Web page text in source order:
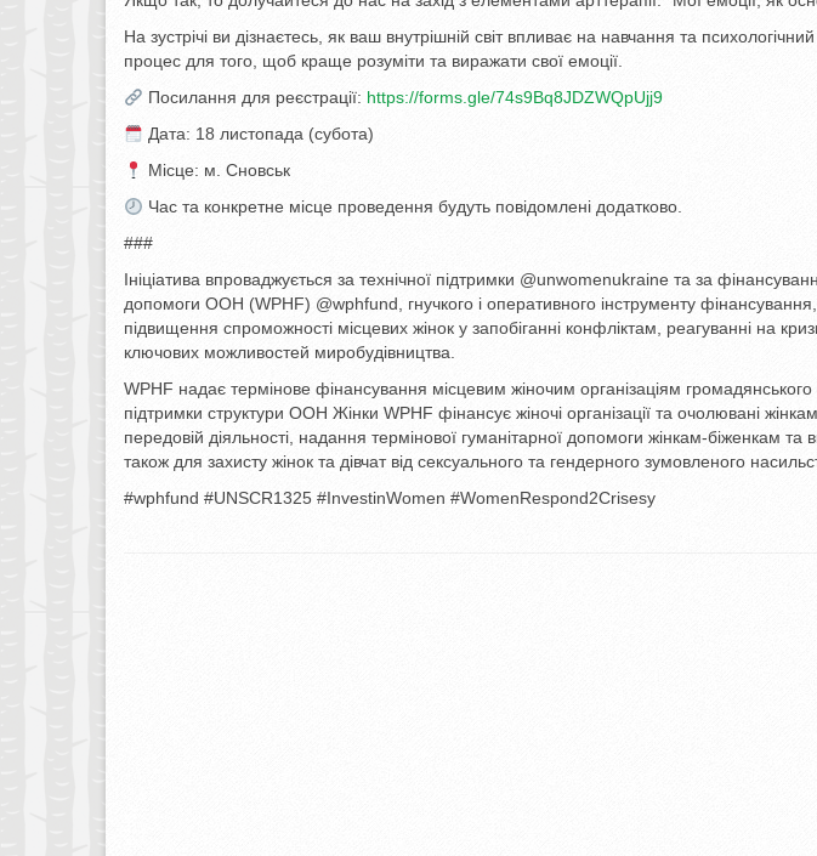
На зустрічі ви дізнаєтесь, як ваш внутрішній світ впливає на навчання та
процес для того, щоб краще розуміти та виражати свої емоції.
Посилання для реєстрації: https://forms.gle/74s9Bq8JDZWQpUjj9
Дата: 18 листопада (субота)
Місце: м. Сновськ
Час та конкретне місце проведення будуть повідомлені додатково.
###
Ініціатива впроваджується за технічної підтримки @unwomenukraine та за
допомоги ООН (WPHF) @wphfund, гнучкого і оперативного інструменту
підвищення спроможності місцевих жінок у запобіганні конфліктам, реагуванні на
ключових можливостей миробудівництва.
WPHF надає термінове фінансування місцевим жіночим організаціям громадянського
підтримки структури ООН Жінки WPHF фінансує жіночі організації та очолювані
передовій діяльності, надання термінової гуманітарної допомоги жінкам-біженкам
також для захисту жінок та дівчат від сексуального та гендерного зумовленого
#wphfund #UNSCR1325 #InvestinWomen #WomenRespond2Crisesу